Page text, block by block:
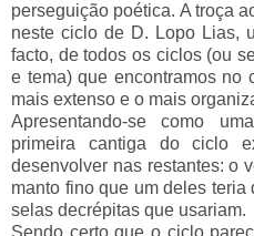
perseguição poética. A troça
neste ciclo de D. Lopo Lias,
facto, de todos os ciclos (ou
e tema) que encontramos no
mais extenso e o mais
Apresentando-se como
primeira cantiga do ciclo
desenvolver nas restantes: o
manto fino que um deles
selas decrépitas que usariam.
Sendo certo que o ciclo